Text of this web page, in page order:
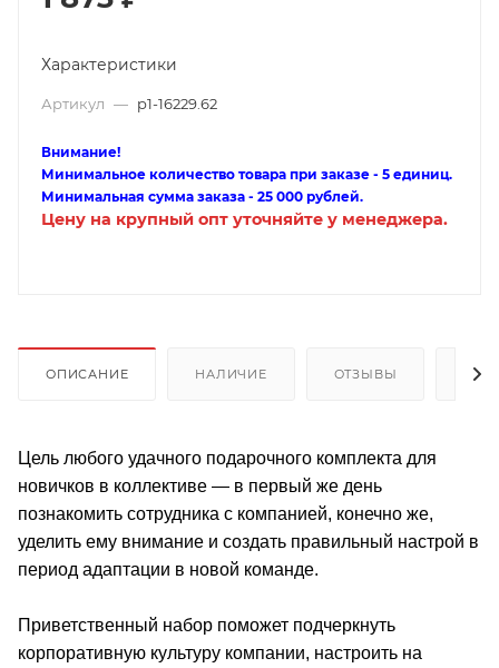
Характеристики
Артикул — p1-16229.62
Внимание!
Минимальное количество товара при заказе - 5 единиц.
Минимальная сумма заказа - 25 000 рублей.
Цену на крупный опт уточняйте у менеджера.
ОПИСАНИЕ НАЛИЧИЕ ОТЗЫВЫ
Цель любого удачного подарочного комплекта для
новичков в коллективе — в первый же день
познакомить сотрудника с компанией, конечно же,
уделить ему внимание и создать правильный настрой в
период адаптации в новой команде.
Приветственный набор поможет подчеркнуть
корпоративную культуру компании, настроить на